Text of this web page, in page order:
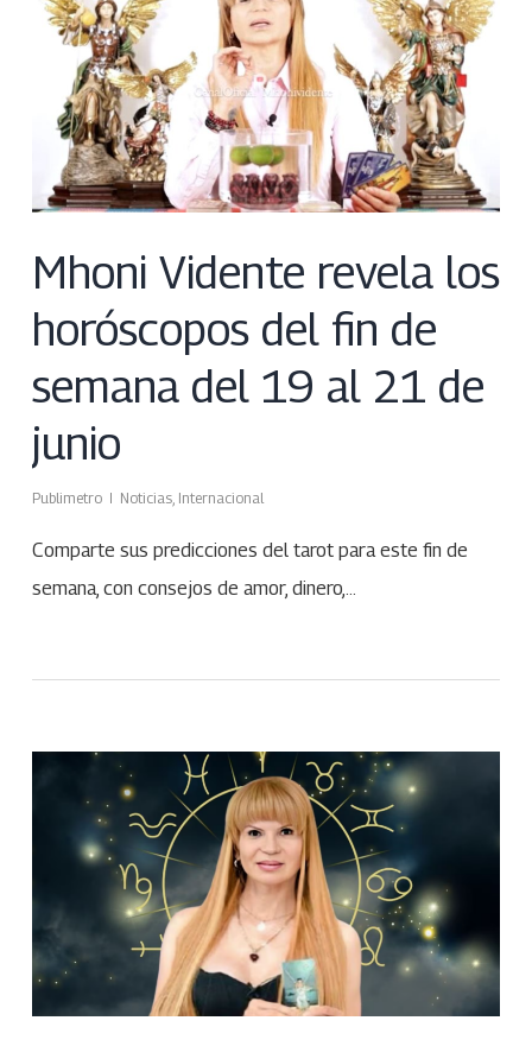
Mhoni Vidente revela los
horóscopos del fin de
semana del 19 al 21 de
junio
Publimetro Noticias, Internacional
Comparte sus predicciones del tarot para este fin de
semana, con consejos de amor, dinero,…